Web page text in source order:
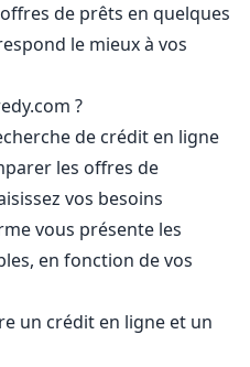
de prêts en quelques
le mieux à vos
?
de crédit en ligne
les offres de
vos besoins
vous présente les
en fonction de vos
un crédit en ligne et un